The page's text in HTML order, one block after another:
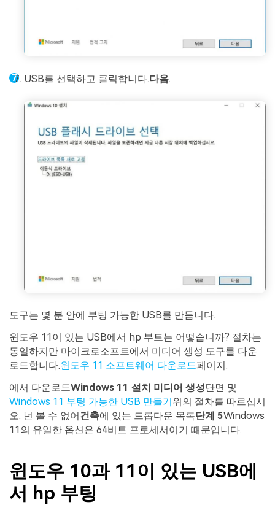
USB를 선택하고 클릭합니다.다음.
도구는 몇 분 안에 부팅 가능한 USB를 만듭니다.
윈도우 11이 있는 USB에서 hp 부트는 어떻습니까? 절차는
동일하지만 마이크로소프트에서 미디어 생성 도구를 다운
로드합니다.윈도우 11 소프트웨어 다운로드페이지.
에서 다운로드Windows 11 설치 미디어 생성단면 및
Windows 11 부팅 가능한 USB 만들기위의 절차를 따르십시
오. 넌 볼 수 없어건축에 있는 드롭다운 목록단계 5Windows
11의 유일한 옵션은 64비트 프로세서이기 때문입니다.
윈도우 10과 11이 있는 USB에
서 hp 부팅